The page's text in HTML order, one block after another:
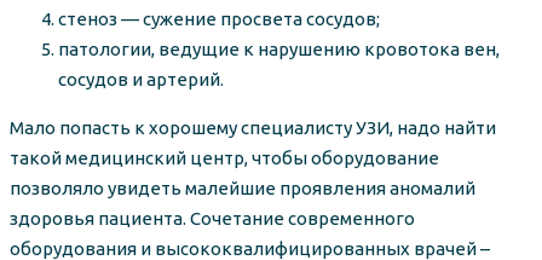
стеноз — сужение просвета сосудов;
патологии, ведущие к нарушению кровотока вен,
сосудов и артерий.
Мало попасть к хорошему специалисту УЗИ, надо найти
такой медицинский центр, чтобы оборудование
позволяло увидеть малейшие проявления аномалий
здоровья пациента. Сочетание современного
оборудования и высококвалифицированных врачей –